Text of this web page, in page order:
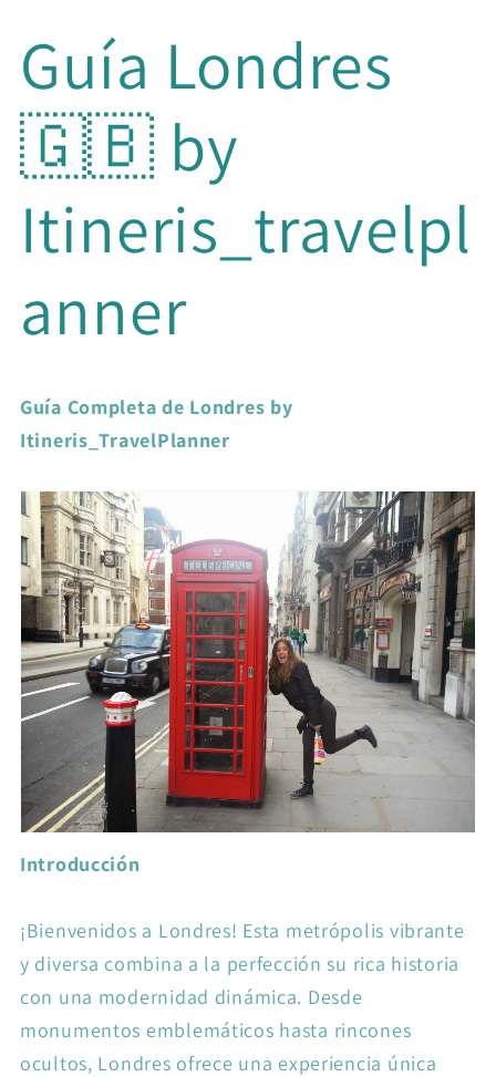
al contenido
Guía Londres
🇬🇧 by
Itineris_travelpl
anner
Guía Completa de Londres by
Itineris_TravelPlanner
Introducción
¡Bienvenidos a Londres! Esta metrópolis vibrante
y diversa combina a la perfección su rica historia
con una modernidad dinámica. Desde
monumentos emblemáticos hasta rincones
ocultos, Londres ofrece una experiencia única